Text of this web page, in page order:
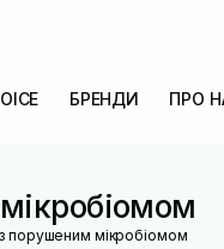
БРЕНДИ ПРО
порушеним мікробіомом